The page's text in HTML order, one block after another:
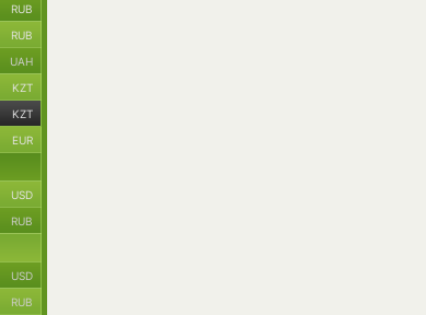
RUB
RUB
UAH
KZT
KZT
EUR
USD
RUB
USD
RUB